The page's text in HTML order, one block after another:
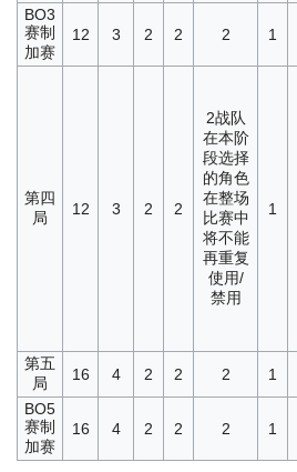
BO3
赛制
加赛
12 3 2 2 2 1
第四
局
12 3 2 2
2战队
在本阶
段选择
的角色
在整场
比赛中
将不能
再重复
使用/
禁用
1
第五
局
16 4 2 2 2 1
BO5
赛制
加赛
16 4 2 2 2 1